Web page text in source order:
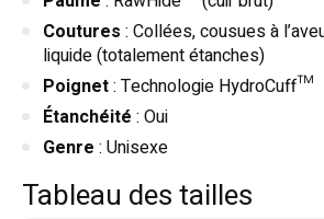
Coutures : Collées, cousues à
liquide (totalement étanches)
Poignet: Technologie HydroCuff™
Étanchéité : Oui
Genre : Unisexe
Tableau des tailles